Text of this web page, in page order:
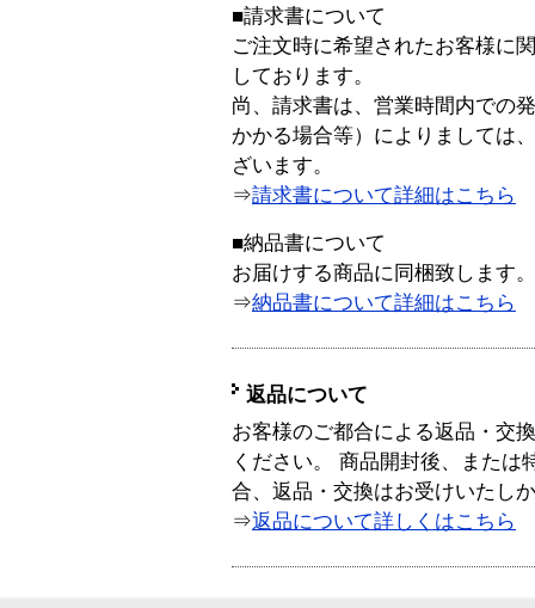
■請求書について
ご注文時に希望されたお客様に
しております。
尚、請求書は、営業時間内での
かかる場合等）によりましては
ざいます。
⇒請求書について詳細はこちら
■納品書について
お届けする商品に同梱致します。
⇒納品書について詳細はこちら
返品について
お客様のご都合による返品・交
ください。 商品開封後、または
合、返品・交換はお受けいたし
⇒返品について詳しくはこちら